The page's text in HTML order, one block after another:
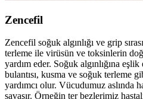
Zencefil
Zencefil soğuk algınlığı ve grip
terleme ile virüsün ve toksinlerin
yardım eder. Soğuk algınlığına
bulantısı, kusma ve soğuk terleme
yardımcı olur. Vücudumuz aslında
savaşır. Örneğin ter bezlerimiz